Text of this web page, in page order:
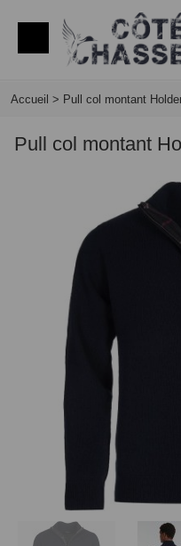
Accueil > Pull col montant
Pull col montant